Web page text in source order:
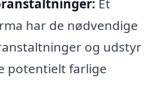
Et
har de nødvendige
og udstyr
potentielt farlige